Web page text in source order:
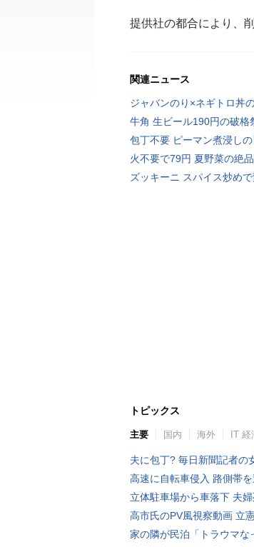
提供社の都合により、
関連ニュース
ジャバンのり×ネギトロ丼
牛角 生ビール190円の破格
包丁不要 ピーマン煮浸しの
火不要で79円 夏野菜の絶
ズッキーニ スパイス炒め
トピックス
主要 国内 海外 IT 経
夫に包丁? 毎日新聞記者の
高速に自転車侵入 路側帯
立体駐車場から車落下 夫
高市氏のPV風視察動画 立
家の隣が民泊「トラウマな